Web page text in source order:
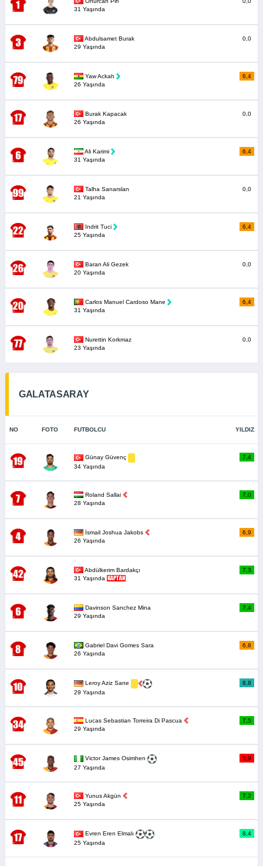
31 Yaşında
Abdulsamet Burak
29 Yaşında
0,0
Yaw Ackah
26 Yaşında
6,4
Burak Kapacak
26 Yaşında
0,0
Ali Karimi
31 Yaşında
6,4
Talha Sarıarslan
21 Yaşında
0,0
Indrit Tuci
25 Yaşında
6,4
Baran Ali Gezek
20 Yaşında
0,0
Carlos Manuel Cardoso Mane
31 Yaşında
6,4
Nurettin Korkmaz
23 Yaşında
0,0
GALATASARAY
NO FOTO FUTBOLCU YILDIZ
Günay Güvenç
34 Yaşında
7,4
Roland Sallai
28 Yaşında
7,0
İsmail Joshua Jakobs
26 Yaşında
6,9
Abdülkerim Bardakçı
31 Yaşında
7,3
Davinson Sanchez Mina
29 Yaşında
7,4
Gabriel Davi Gomes Sara
26 Yaşında
6,8
Leroy Aziz Sane
29 Yaşında
8,8
Lucas Sebastian Torreira Di Pascua
29 Yaşında
7,5
Victor James Osimhen
27 Yaşında
5,9
Yunus Akgün
25 Yaşında
7,2
Evren Eren Elmalı
25 Yaşında
8,4